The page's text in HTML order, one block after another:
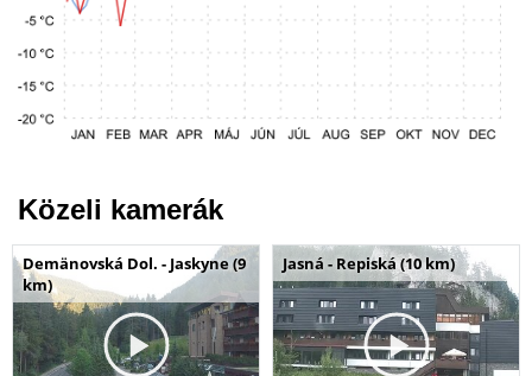
Közeli kamerák
Demänovská Dol. - Jaskyne (9
km)
Jasná - Repiská (10 km)